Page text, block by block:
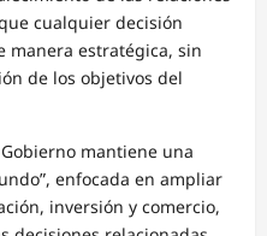
cualquier decisión
manera estratégica, sin
de los objetivos del
mantiene una
enfocada en ampliar
inversión y comercio,